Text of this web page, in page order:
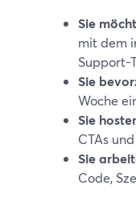
Sie
mit dem
Support-
Sie
Woche
Sie
CTAs
Sie
Code,